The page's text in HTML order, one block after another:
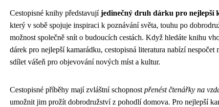
Cestopisné knihy představujíjedinečný druh dárku pro nejlepší
který v sobě spojuje inspiraci k poznávání světa, touhu po
možnost společně snít o budoucích cestách. Když hledáte knihu
dárek pro nejlepší kamarádku, cestopisná literatura nabízí nespočet
sdílet vášeň pro objevování nových míst a kultur.
Cestopisné příběhy mají zvláštní schopnost přenést čtenářky na
umožnit jim prožít dobrodružství z pohodlí domova. Pro nejlepší